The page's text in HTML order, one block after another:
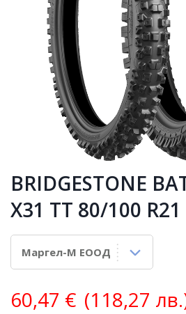
BRIDGESTONE
X31 TT 80/100
60,47 € (118,27